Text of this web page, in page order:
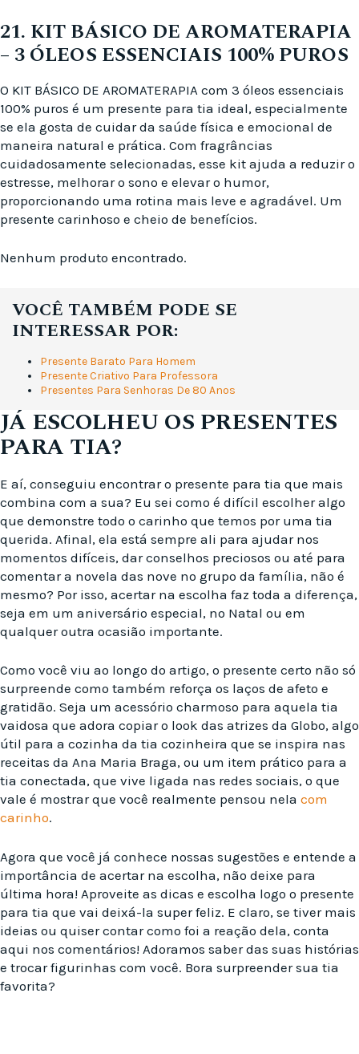
21. KIT BÁSICO DE AROMATERAPIA
– 3 ÓLEOS ESSENCIAIS 100% PUROS
O KIT BÁSICO DE AROMATERAPIA com 3 óleos essenciais
100% puros é um presente para tia ideal, especialmente
se ela gosta de cuidar da saúde física e emocional de
maneira natural e prática. Com fragrâncias
cuidadosamente selecionadas, esse kit ajuda a reduzir o
estresse, melhorar o sono e elevar o humor,
proporcionando uma rotina mais leve e agradável. Um
presente carinhoso e cheio de benefícios.
Nenhum produto encontrado.
VOCÊ TAMBÉM PODE SE
INTERESSAR POR:
Presente Barato Para Homem
Presente Criativo Para Professora
Presentes Para Senhoras De 80 Anos
JÁ ESCOLHEU OS PRESENTES
PARA TIA?
E aí, conseguiu encontrar o presente para tia que mais
combina com a sua? Eu sei como é difícil escolher algo
que demonstre todo o carinho que temos por uma tia
querida. Afinal, ela está sempre ali para ajudar nos
momentos difíceis, dar conselhos preciosos ou até para
comentar a novela das nove no grupo da família, não é
mesmo? Por isso, acertar na escolha faz toda a diferença,
seja em um aniversário especial, no Natal ou em
qualquer outra ocasião importante.
Como você viu ao longo do artigo, o presente certo não só
surpreende como também reforça os laços de afeto e
gratidão. Seja um acessório charmoso para aquela tia
vaidosa que adora copiar o look das atrizes da Globo, algo
útil para a cozinha da tia cozinheira que se inspira nas
receitas da Ana Maria Braga, ou um item prático para a
tia conectada, que vive ligada nas redes sociais, o que
vale é mostrar que você realmente pensou nela com
carinho.
Agora que você já conhece nossas sugestões e entende a
importância de acertar na escolha, não deixe para
última hora! Aproveite as dicas e escolha logo o presente
para tia que vai deixá-la super feliz. E claro, se tiver mais
ideias ou quiser contar como foi a reação dela, conta
aqui nos comentários! Adoramos saber das suas histórias
e trocar figurinhas com você. Bora surpreender sua tia
favorita?